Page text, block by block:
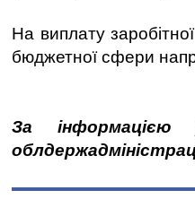
На виплату
бюджетної сфери
За інформацією